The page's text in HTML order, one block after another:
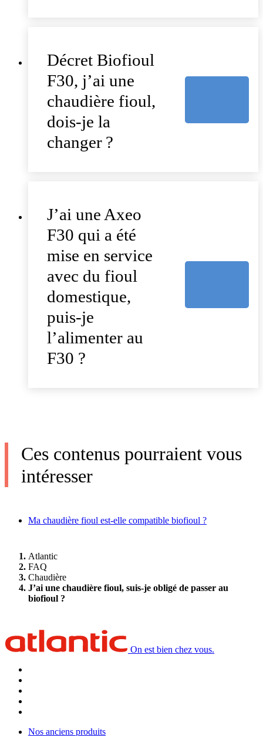
Décret Biofioul
F30, j’ai une
chaudière fioul,
dois-je la
changer ?
J’ai une Axeo
F30 qui a été
mise en service
avec du fioul
domestique,
puis-je
l’alimenter au
F30 ?
Ces contenus pourraient vous
intéresser
Ma chaudière fioul est-elle compatible biofioul ?
Atlantic
FAQ
Chaudière
J’ai une chaudière fioul, suis-je obligé de passer au
biofioul ?
On est bien chez vous.
Nos anciens produits